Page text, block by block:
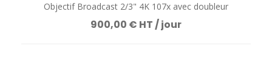
Objectif Broadcast 2/3" 4K 107x avec doubleur
900,00 € HT / jour